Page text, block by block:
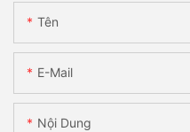
Tên
E-Mail
Nội Dung